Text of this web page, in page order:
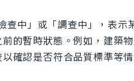
中」或「調查中」，表示
的暫時狀態。例如，建築
確認是否符合品質標準等